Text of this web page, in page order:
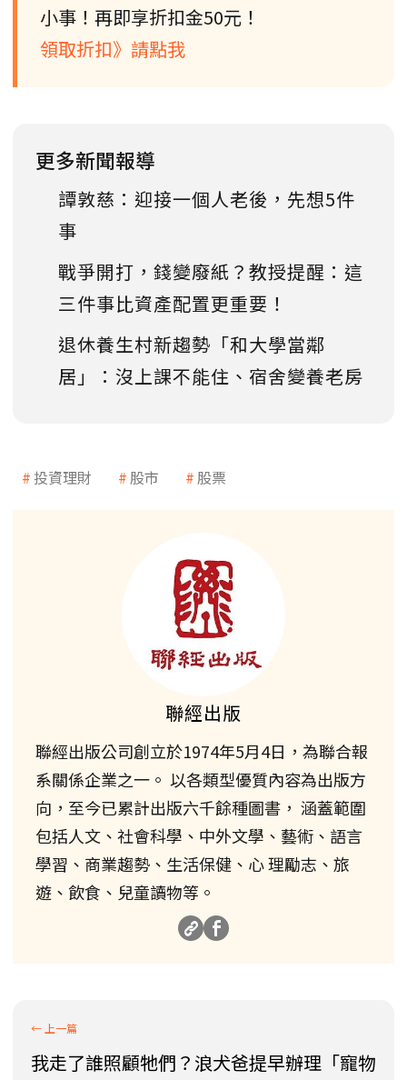
小事！再即享折扣金50元！
領取折扣》請點我
更多新聞報導
譚敦慈：迎接一個人老後，先想5件
事
戰爭開打，錢變廢紙？教授提醒：這
三件事比資產配置更重要！
退休養生村新趨勢「和大學當鄰
居」：沒上課不能住、宿舍變養老房
投資理財 股市 股票
聯經出版
聯經出版公司創立於1974年5月4日，為聯合報
系關係企業之一。 以各類型優質內容為出版方
向，至今已累計出版六千餘種圖書， 涵蓋範圍
包括人文、社會科學、中外文學、藝術、語言
學習、商業趨勢、生活保健、心 理勵志、旅
遊、飲食、兒童讀物等。
我走了誰照顧牠們？浪犬爸提早辦理「寵物